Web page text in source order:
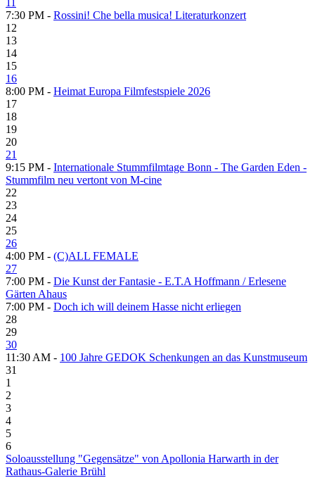
7:30 PM - Rossini! Che bella musica! Literaturkonzert
12
13
14
15
16
8:00 PM - Heimat Europa Filmfestspiele 2026
17
18
19
20
21
9:15 PM - Internationale Stummfilmtage Bonn - The Garden Eden -
Stummfilm neu vertont von M-cine
22
23
24
25
26
4:00 PM - (C)ALL FEMALE
27
7:00 PM - Die Kunst der Fantasie - E.T.A Hoffmann / Erlesene
Gärten Ahaus
7:00 PM - Doch ich will deinem Hasse nicht erliegen
28
29
30
11:30 AM - 100 Jahre GEDOK Schenkungen an das Kunstmuseum
31
1
2
3
4
5
6
Soloausstellung "Gegensätze" von Apollonia Harwarth in der
Rathaus-Galerie Brühl